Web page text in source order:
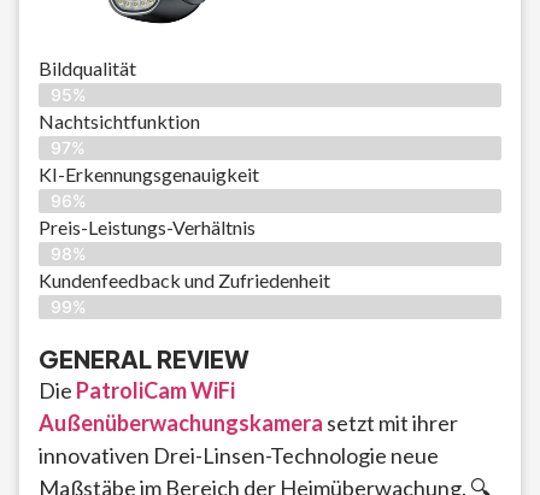
Bildqualität
95%
Nachtsichtfunktion
97%
KI-Erkennungsgenauigkeit
96%
Preis-Leistungs-Verhältnis
98%
Kundenfeedback und Zufriedenheit
99%
GENERAL REVIEW
Die PatroliCam WiFi
Außenüberwachungskamera setzt mit ihrer
innovativen Drei-Linsen-Technologie neue
Maßstäbe im Bereich der Heimüberwachung. 🔍